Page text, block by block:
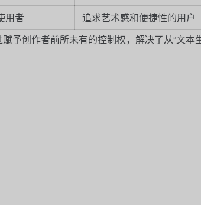
用者
追求艺术感和便捷性的用户
予创作者前所未有的控制权，解决了从“文本